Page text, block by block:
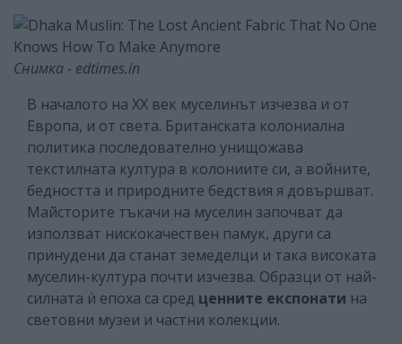
Снимка - edtimes.in
В началото на ХХ век муселинът изчезва и от
Европа, и от ​​света. Британската колониална
политика последователно унищожава
текстилната култура в колониите си, а войните,
бедността и природните бедствия я довършват.
Майсторите тъкачи на муселин започват да
използват нискокачествен памук, други са
принудени да станат земеделци и така високата
муселин-култура почти изчезва. Образци от най-
силната ѝ епоха са сред ценните експонати на
световни музеи и частни колекции.